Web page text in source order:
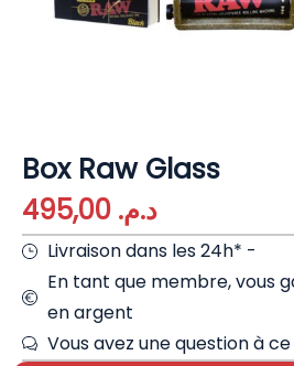
Box Raw Glass
د.م.
Livraison dans les 24h* -
En tant que membre, vous
en argent
Vous avez une question à